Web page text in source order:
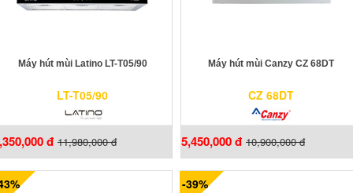
Máy hút mùi Latino LT-T05/90
LT-T05/90
đ 11,980,000 đ
Máy hút mùi Canzy CZ 68DT
CZ 68DT
5,450,000 đ 10,900,000 đ
-39%